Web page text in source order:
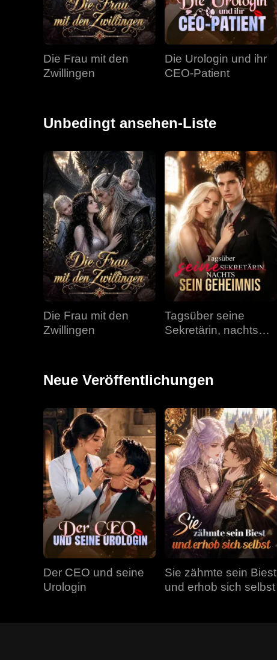
Die Frau mit den
Zwillingen
Die Urologin und ihr
CEO-Patient
Unbedingt ansehen-Liste
Die Frau mit den
Zwillingen
Tagsüber seine
Sekretärin, nachts
Neue Veröffentlichungen
Der CEO und seine
Urologin
Sie zähmte sein Biest
und erhob sich selbst